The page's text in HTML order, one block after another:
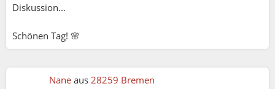
Diskussion...
Schönen Tag! 🌸
Nane aus 28259 Bremen